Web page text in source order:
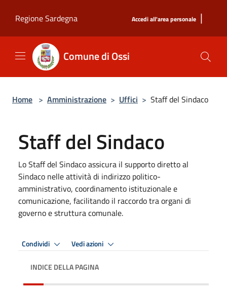
Regione Sardegna
Accedi all'area personale |
Comune di Ossi
Home > Amministrazione > Uffici > Staff del Sindaco
Staff del Sindaco
Lo Staff del Sindaco assicura il supporto diretto al
Sindaco nelle attività di indirizzo politico-
amministrativo, coordinamento istituzionale e
comunicazione, facilitando il raccordo tra organi di
governo e struttura comunale.
Condividi Vedi azioni
INDICE DELLA PAGINA